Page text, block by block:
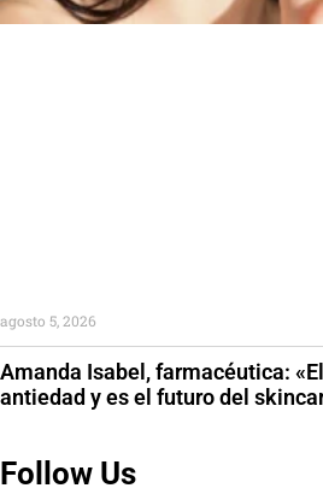
Amanda Isabel, farmacéutica:
antiedad y es el futuro del
agosto 5, 2026
Follow Us